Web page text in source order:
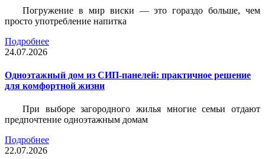
Погружение в мир виски — это гораздо больше, чем
просто употребление напитка
Подробнее
24.07.2026
Одноэтажный дом из СИП-панелей: практичное решение
для комфортной жизни
При выборе загородного жилья многие семьи отдают
предпочтение одноэтажным домам
Подробнее
22.07.2026